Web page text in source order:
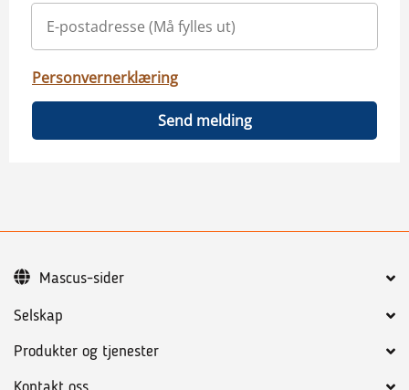
Personvernerklæring
Send melding
Selskap
Produkter og tjenester
Mascus-sider